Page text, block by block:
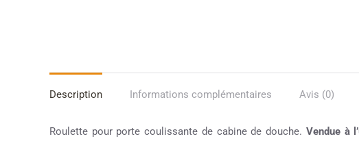
Description Informations complémentaires Avis (0)
Roulette pour porte coulissante de cabine de douche. Vendue à